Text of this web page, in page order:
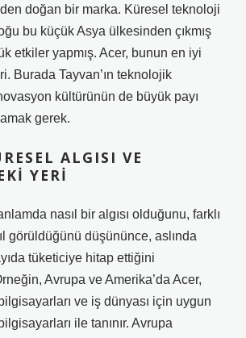
doğan bir marka. Küresel teknoloji
bu küçük Asya ülkesinden çıkmış
etkiler yapmış. Acer, bunun en iyi
Burada Tayvan’ın teknolojik
kültürünün de büyük payı
gerek.
ALGISI VE
YERI
nasıl bir algısı olduğunu, farklı
görüldüğünü düşününce, aslında
tüketiciye hitap ettiğini
Avrupa ve Amerika’da Acer,
ve iş dünyası için uygun
ile tanınır. Avrupa